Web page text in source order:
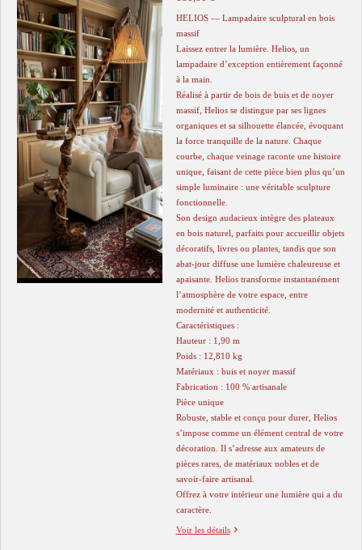
HELIOS — Lampadaire sculptural en bois
massif
Laissez entrer la lumière. Helios, un
lampadaire d’exception entièrement façonné
à la main.
Réalisé à partir de bois de buis et de noyer
massif, Helios se distingue par ses lignes
organiques et sa silhouette élancée, évoquant
la force tranquille de la nature. Chaque
courbe, chaque veinage raconte une histoire
unique, faisant de cette pièce bien plus qu’un
simple luminaire : une véritable sculpture
fonctionnelle.
Son design audacieux intègre des plateaux
en bois naturel, parfaits pour accueillir objets
décoratifs, livres ou plantes, tandis que son
abat-jour diffuse une lumière chaleureuse et
apaisante. Helios transforme instantanément
l’atmosphère de votre espace, entre
modernité et authenticité.
Caractéristiques :
Hauteur : 1,90 m
Poids : 12,810 kg
Matériaux : buis et noyer massif
Fabrication : 100 % artisanale
Pièce unique
Robuste, stable et conçu pour durer, Helios
s’impose comme un élément central de votre
décoration. Il s’adresse aux amateurs de
pièces rares, de matériaux nobles et de
savoir-faire artisanal.
Offrez à votre intérieur une lumière qui a du
caractère.
Voir les détails